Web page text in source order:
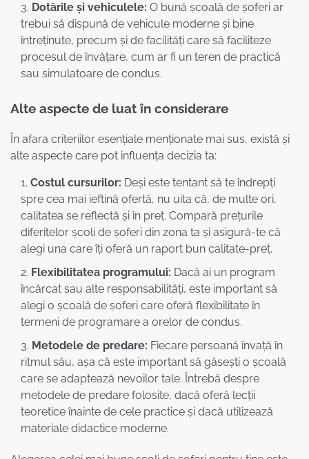
Dotările și vehiculele: O bună școală de șoferi ar
trebui să dispună de vehicule moderne și bine
întreținute, precum și de facilități care să faciliteze
procesul de învățare, cum ar fi un teren de practică
sau simulatoare de condus.
Alte aspecte de luat în considerare
În afara criteriilor esențiale menționate mai sus, există și
alte aspecte care pot influența decizia ta:
Costul cursurilor: Deși este tentant să te îndrepți
spre cea mai ieftină ofertă, nu uita că, de multe ori,
calitatea se reflectă și în preț. Compară prețurile
diferitelor școli de șoferi din zona ta și asigură-te că
alegi una care îți oferă un raport bun calitate-preț.
Flexibilitatea programului: Dacă ai un program
încărcat sau alte responsabilități, este important să
alegi o școală de șoferi care oferă flexibilitate în
termeni de programare a orelor de condus.
Metodele de predare: Fiecare persoană învață în
ritmul său, așa că este important să găsești o școală
care se adaptează nevoilor tale. Întrebă despre
metodele de predare folosite, dacă oferă lecții
teoretice înainte de cele practice și dacă utilizează
materiale didactice moderne.